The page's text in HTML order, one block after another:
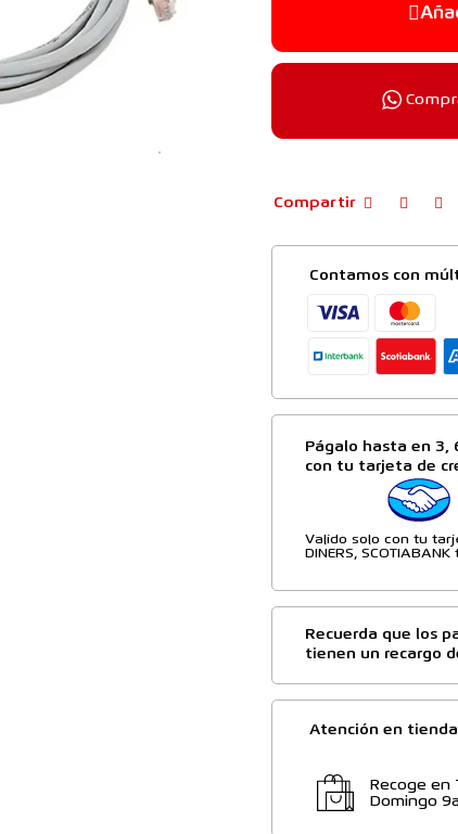
Compartir
Contamos con
Págalo hasta en 3,
con tu tarjeta de
Valido solo con tu
DINERS,
Recuerda que los
tienen un recargo
Atención en tienda
Recoge en
Domingo